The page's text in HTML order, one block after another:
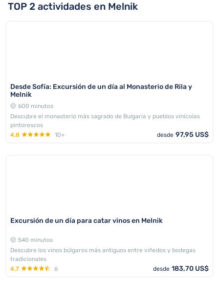
TOP 2 actividades en Melnik
Desde Sofía: Excursión de un día al Monasterio de Rila y
Melnik
600 minutos
Descubre el monasterio más sagrado de Bulgaria y pueblos vinícolas
pintorescos
4.8
10+ desde 97,95 US$
Excursión de un día para catar vinos en Melnik
540 minutos
Descubre los vinos búlgaros más antiguos entre viñedos y bodegas
tradicionales
4.7
6 desde 183,70 US$